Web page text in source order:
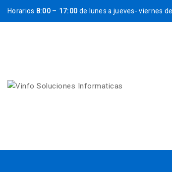
Horarios 8:00– 17:00de lunes a jueves- viernes de